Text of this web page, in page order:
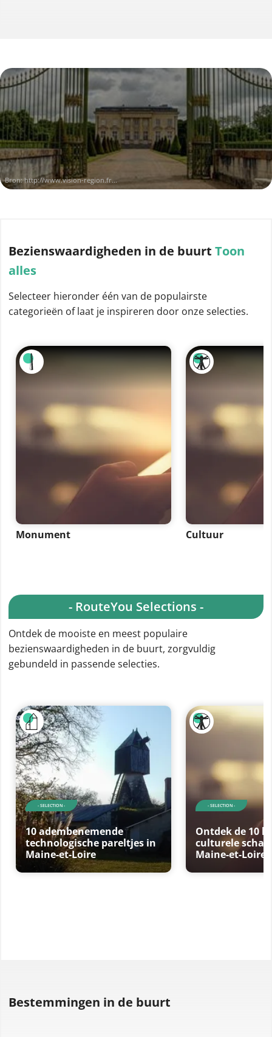
Bron:http://www.vision-region.fr...
Bezienswaardigheden in de buurt Toon
alles
Selecteer hieronder één van de populairste
categorieën of laat je inspireren door onze selecties.
Monument Cultuur
- RouteYou Selections -
Ontdek de mooiste en meest populaire
bezienswaardigheden in de buurt, zorgvuldig
gebundeld in passende selecties.
- SELECTION -
10 adembenemende
technologische pareltjes in
Maine-et-Loire
- SELECTION -
Ontdek de 10
culturele
Maine-et-Loire
Bestemmingen in de buurt